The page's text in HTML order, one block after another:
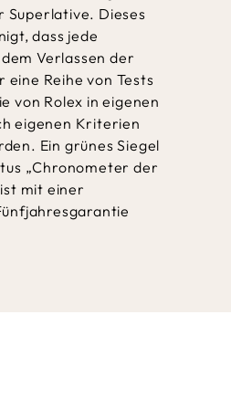
Dieses
dass jede
Verlassen der
Reihe von Tests
von Rolex in eigenen
eigenen Kriterien
Ein grünes Siegel
„Chronometer der
mit einer